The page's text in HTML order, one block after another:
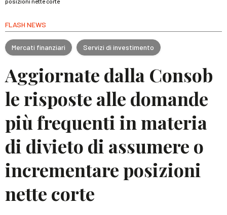
FLASH NEWS
Mercati finanziari Servizi di investimento
Aggiornate dalla Consob
le risposte alle domande
più frequenti in materia
di divieto di assumere o
incrementare posizioni
nette corte